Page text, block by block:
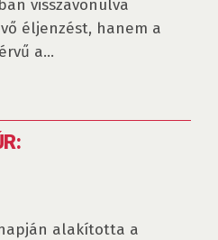
visszavonulva
éljenzést, hanem a
a...
alakította a